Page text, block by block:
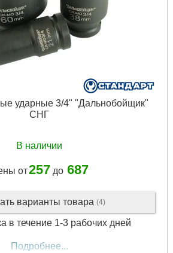
ударные 3/4" "Дальнобойщик"
СНГ
В наличии
от257 до 687
варианты товара (4)
в течение 1-3 рабочих дней
Подробнее...